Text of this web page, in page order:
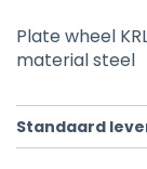
Plate wheel
material steel
Standaard